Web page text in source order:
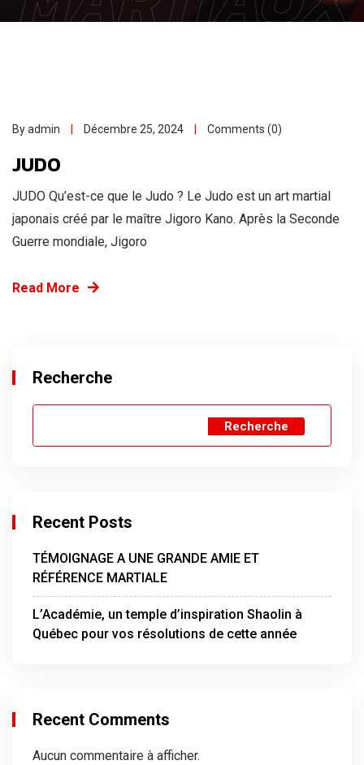
By admin Décembre 25, 2024 Comments (0)
JUDO
JUDO Qu’est-ce que le Judo ? Le Judo est un art martial
japonais créé par le maître Jigoro Kano. Après la Seconde
Guerre mondiale, Jigoro
Read More
Recherche
Recherche
Recent Posts
TÉMOIGNAGE A UNE GRANDE AMIE ET
RÉFÉRENCE MARTIALE
L’Académie, un temple d’inspiration Shaolin à
Québec pour vos résolutions de cette année
Recent Comments
Aucun commentaire à afficher.